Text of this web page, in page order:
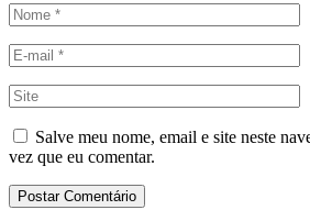
Salve meu nome, email e site neste
vez que eu comentar.